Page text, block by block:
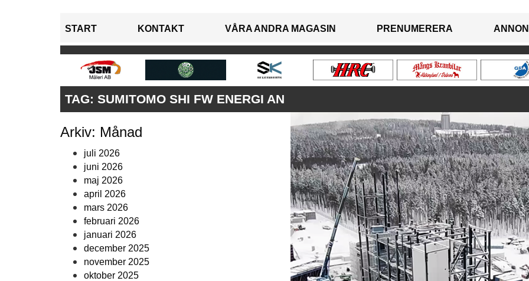
START KONTAKT VÅRA ANDRA MAGASIN PRENUMERERA
TAG: SUMITOMO SHI FW ENERGI AN
Arkiv: Månad
juli 2026
juni 2026
maj 2026
april 2026
mars 2026
februari 2026
januari 2026
december 2025
november 2025
oktober 2025